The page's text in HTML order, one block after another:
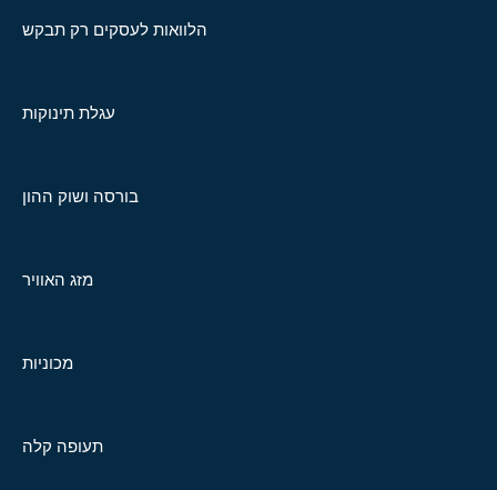
הלוואות לעסקים רק תבקש
עגלת תינוקות
בורסה ושוק ההון
מזג האוויר
מכוניות
תעופה קלה